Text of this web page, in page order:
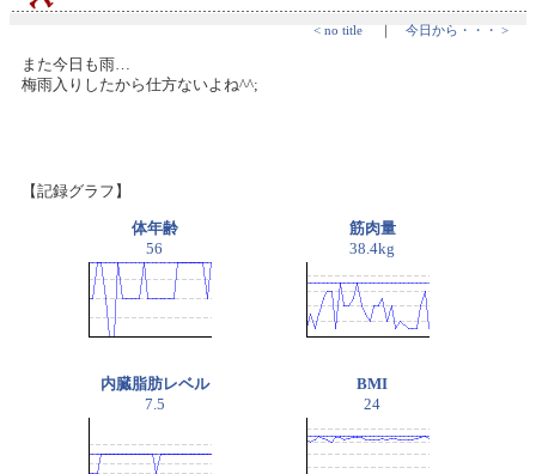
< no title ｜ 今日から・・・ >
また今日も雨…
梅雨入りしたから仕方ないよね^^;
【記録グラフ】
体年齢
56
筋肉量
38.4kg
内臓脂肪レベル
7.5
BMI
24